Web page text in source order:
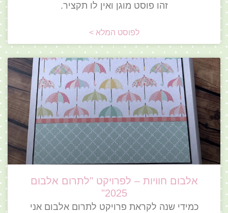
זהו פוסט מוגן ואין לו תקציר.
לפוסט המלא >
אלבום חוויות – לפרויקט "לתרום אלבום
2025"
כמידי שנה לקראת פרויקט לתרום אלבום אני